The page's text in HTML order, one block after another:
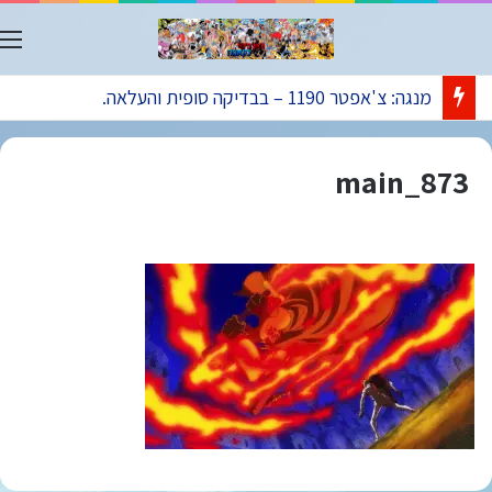
מנגה: צ'אפטר 1190 – בבדיקה סופית והעלאה.
873_main